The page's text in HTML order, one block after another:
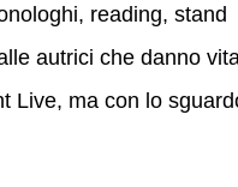
reading, stand
autrici che danno
Live, ma con lo